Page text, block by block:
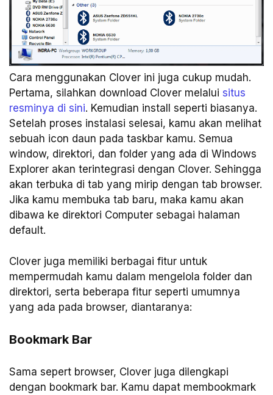
Cara menggunakan Clover ini juga cukup mudah.
Pertama, silahkan download Clover melalui situs
resminya di sini. Kemudian install seperti biasanya.
Setelah proses instalasi selesai, kamu akan melihat
sebuah icon daun pada taskbar kamu. Semua
window, direktori, dan folder yang ada di Windows
Explorer akan terintegrasi dengan Clover. Sehingga
akan terbuka di tab yang mirip dengan tab browser.
Jika kamu membuka tab baru, maka kamu akan
dibawa ke direktori Computer sebagai halaman
default.
Clover juga memiliki berbagai fitur untuk
mempermudah kamu dalam mengelola folder dan
direktori, serta beberapa fitur seperti umumnya
yang ada pada browser, diantaranya:
Bookmark Bar
Sama sepert browser, Clover juga dilengkapi
dengan bookmark bar. Kamu dapat membookmark